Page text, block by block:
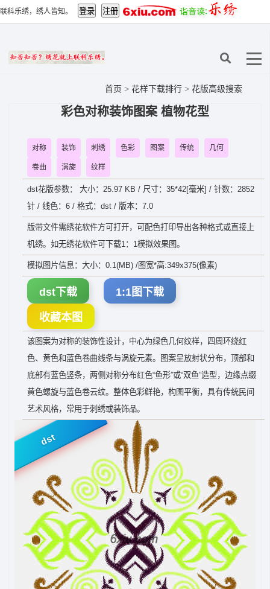
联科乐绣，绣人皆知。
首页 > 花样下载排行 > 花版高级搜索
彩色对称装饰图案 植物花型
对称 装饰 刺绣 色彩 图案 传统 几何
卷曲 涡旋 纹样
dst花版参数： 大小：25.97 KB / 尺寸：35*42[毫米] / 针数：2852
针 / 线色：6 / 格式：dst / 版本：7.0
版带文件需绣花软件方可打开，可配色打印导出各种格式或直接上
机绣。如无绣花软件可下载1：1模拟效果图。
模拟图片信息：大小：0.1(MB) /图宽*高:349x375(像素)
dst下载 1:1图下载
收藏本图
该图案为对称的装饰性设计，中心为绿色几何纹样，四周环绕红
色、黄色和蓝色卷曲线条与涡旋元素。图案呈放射状分布，顶部和
底部有蓝色竖条，两侧对称分布红色“鱼形”或“双鱼”造型，边缘点缀
黄色螺旋与蓝色卷云纹。整体色彩鲜艳，构图平衡，具有传统民间
艺术风格，常用于刺绣或装饰品。
dst